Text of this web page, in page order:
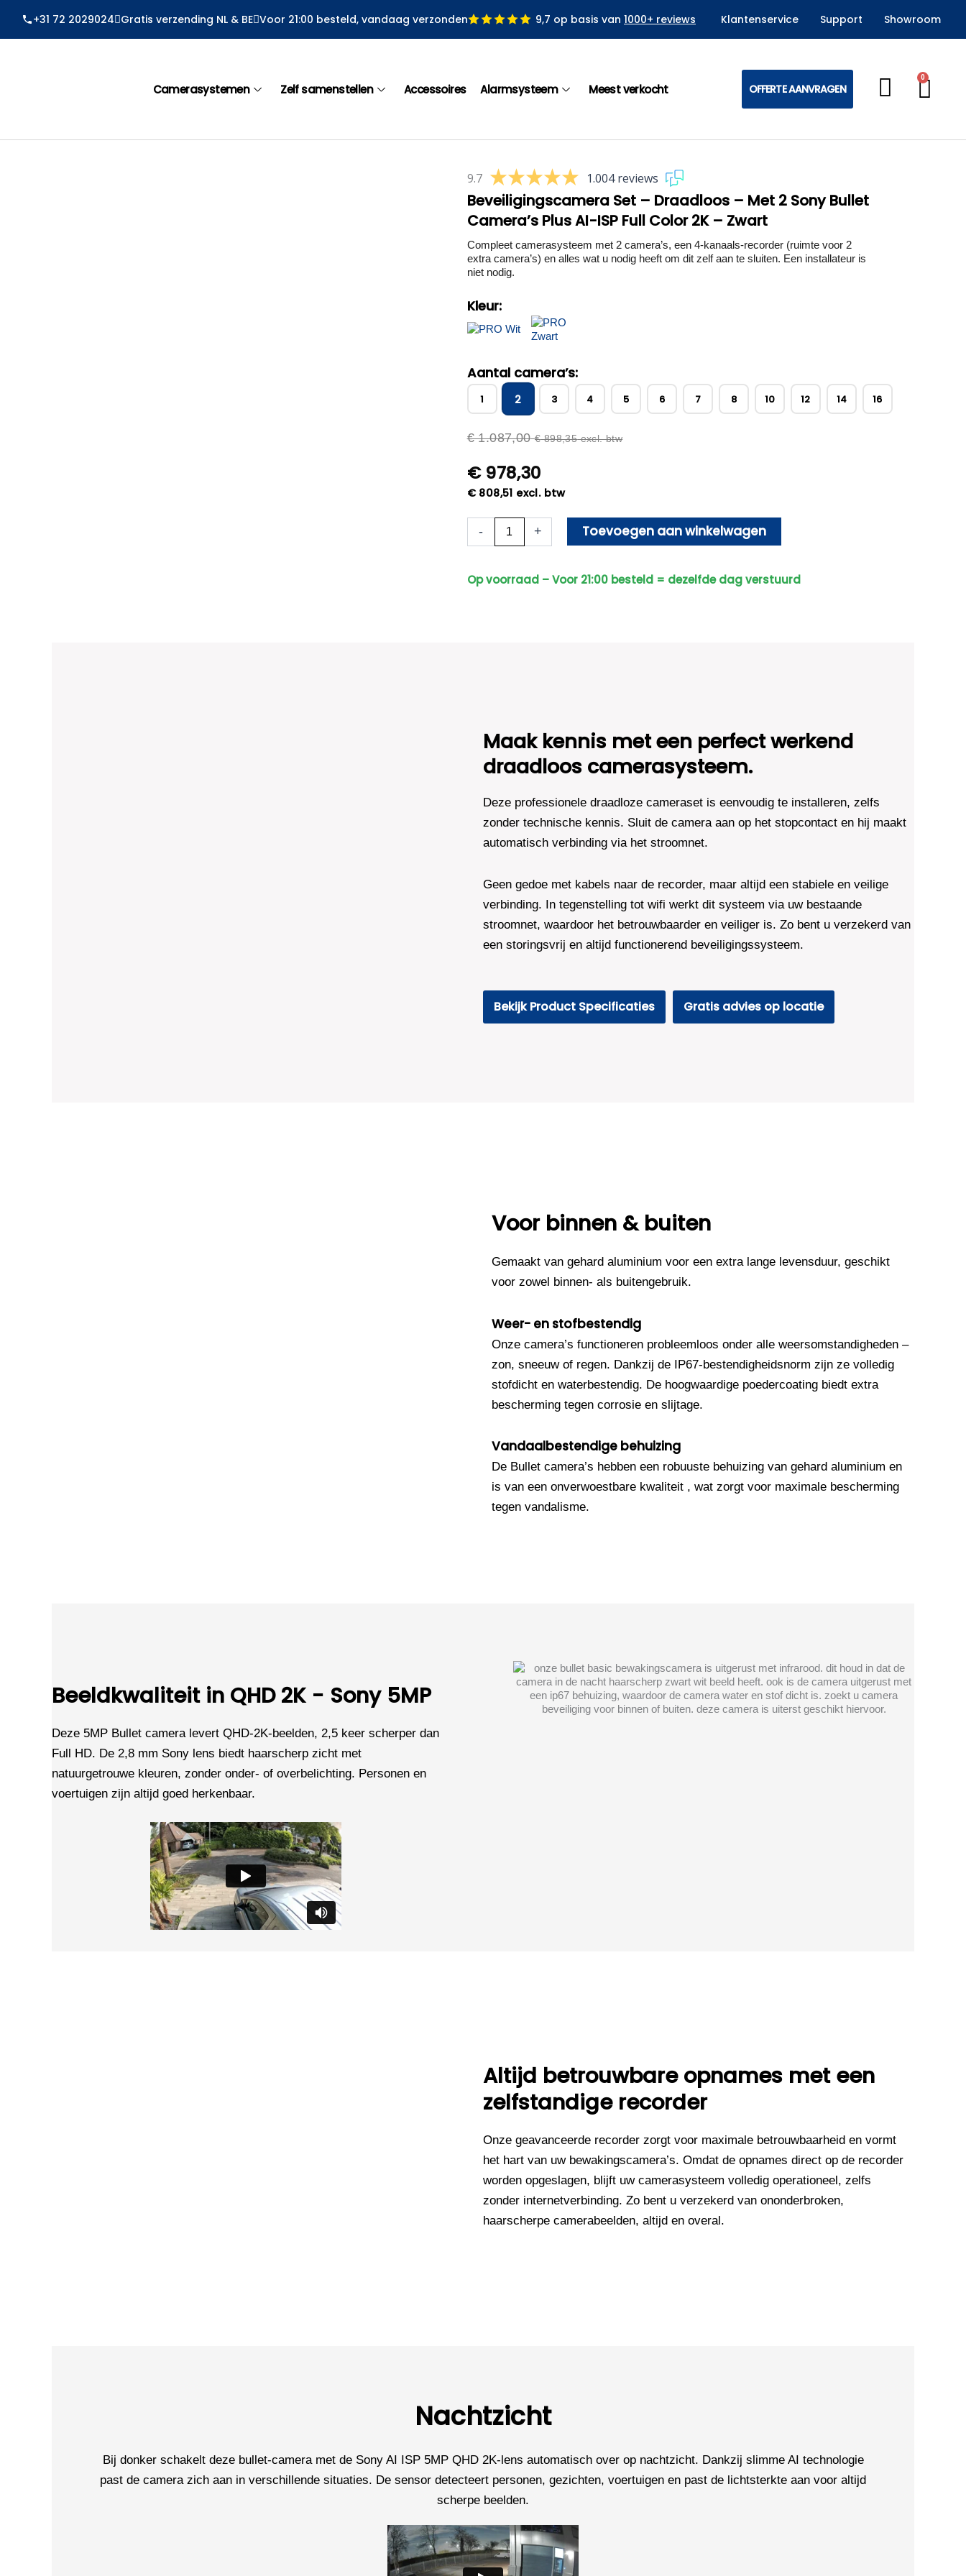
+31 72 2029024 Gratis verzending NL & BE Voor 21:00 besteld, vandaag verzonden 9,7 op basis van 1000+ reviews Klantenservice Support Showroom
Camerasystemen Zelf samenstellen Accessoires Alarmsysteem Meest verkocht OFFERTE AANVRAGEN
0
9.7 1.004 reviews
Beveiligingscamera Set – Draadloos – Met 2 Sony Bullet
Camera’s Plus AI-ISP Full Color 2K – Zwart
Compleet camerasysteem met 2 camera’s, een 4-kanaals-recorder (ruimte voor 2
extra camera’s) en alles wat u nodig heeft om dit zelf aan te sluiten. Een installateur is
niet nodig.
Kleur:
Aantal camera’s:
1 2 3 4 5 6 7 8 10 12 14 16
€1.087,00 €898,35excl. btw
€978,30
€808,51 excl. btw
-
Beveiligingscamera
Set
-
Zwart
+ Toevoegen aan winkelwagen
Op voorraad – Voor 21:00 besteld = dezelfde dag verstuurd
Maak kennis met een perfect werkend
draadloos camerasysteem.
Deze professionele draadloze cameraset is eenvoudig te installeren, zelfs
zonder technische kennis. Sluit de camera aan op het stopcontact en hij maakt
automatisch verbinding via het stroomnet.
Geen gedoe met kabels naar de recorder, maar altijd een stabiele en veilige
verbinding. In tegenstelling tot wifi werkt dit systeem via uw bestaande
stroomnet, waardoor het betrouwbaarder en veiliger is. Zo bent u verzekerd van
een storingsvrij en altijd functionerend beveiligingssysteem.
Bekijk Product Specificaties Gratis advies op locatie
Voor binnen & buiten
Gemaakt van gehard aluminium voor een extra lange levensduur, geschikt
voor zowel binnen- als buitengebruik.
Weer- en stofbestendig
Onze camera’s functioneren probleemloos onder alle weersomstandigheden –
zon, sneeuw of regen. Dankzij de IP67-bestendigheidsnorm zijn ze volledig
stofdicht en waterbestendig. De hoogwaardige poedercoating biedt extra
bescherming tegen corrosie en slijtage.
Vandaalbestendige behuizing
De Bullet camera’s hebben een robuuste behuizing van gehard aluminium en
is van een onverwoestbare kwaliteit , wat zorgt voor maximale bescherming
tegen vandalisme.
Beeldkwaliteit in QHD 2K - Sony 5MP
Deze 5MP Bullet camera levert QHD-2K-beelden, 2,5 keer scherper dan
Full HD. De 2,8 mm Sony lens biedt haarscherp zicht met
natuurgetrouwe kleuren, zonder onder- of overbelichting. Personen en
voertuigen zijn altijd goed herkenbaar.
Altijd betrouwbare opnames met een
zelfstandige recorder
Onze geavanceerde recorder zorgt voor maximale betrouwbaarheid en vormt
het hart van uw bewakingscamera’s. Omdat de opnames direct op de recorder
worden opgeslagen, blijft uw camerasysteem volledig operationeel, zelfs
zonder internetverbinding. Zo bent u verzekerd van ononderbroken,
haarscherpe camerabeelden, altijd en overal.
Nachtzicht
Bij donker schakelt deze bullet-camera met de Sony AI ISP 5MP QHD 2K-lens automatisch over op nachtzicht. Dankzij slimme AI technologie
past de camera zich aan in verschillende situaties. De sensor detecteert personen, gezichten, voertuigen en past de lichtsterkte aan voor altijd
scherpe beelden.